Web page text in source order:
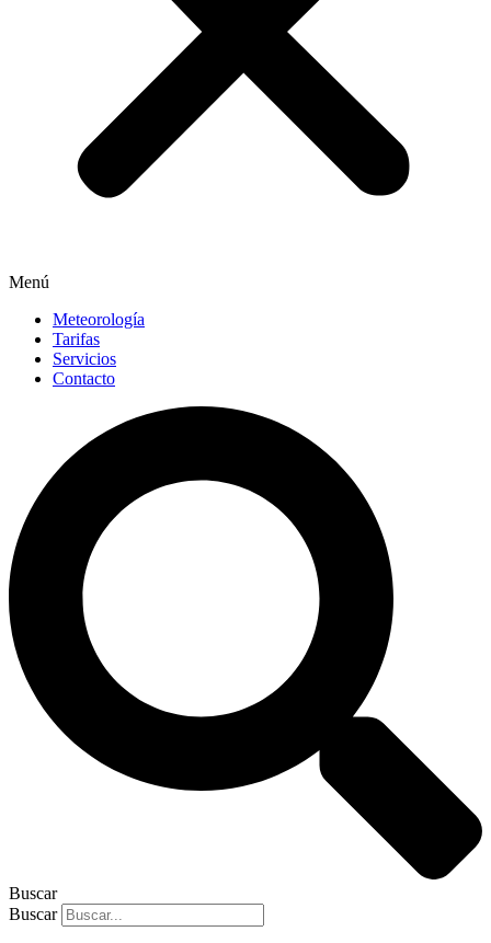
Menú
Meteorología
Tarifas
Servicios
Contacto
Buscar
Buscar